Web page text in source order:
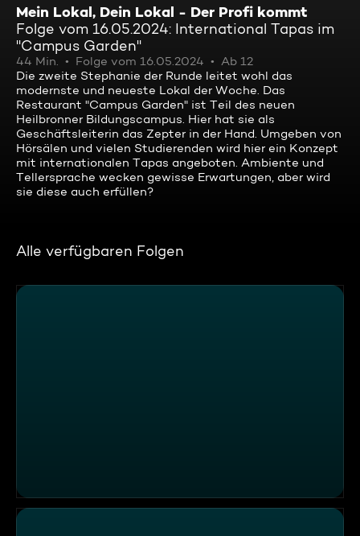
Mein Lokal, Dein Lokal - Der Profi kommt
Folge vom 16.05.2024: International Tapas im
"Campus Garden"
44 Min. Folge vom 16.05.2024
Ab 12
Die zweite Stephanie der Runde leitet wohl das
modernste und neueste Lokal der Woche. Das
Restaurant "Campus Garden" ist Teil des neuen
Heilbronner Bildungscampus. Hier hat sie als
Geschäftsleiterin das Zepter in der Hand. Umgeben von
Hörsälen und vielen Studierenden wird hier ein Konzept
mit internationalen Tapas angeboten. Ambiente und
Tellersprache wecken gewisse Erwartungen, aber wird
sie diese auch erfüllen?
Alle verfügbaren Folgen
Brutale Nachhaltigkeit im Lokal "Mocking das